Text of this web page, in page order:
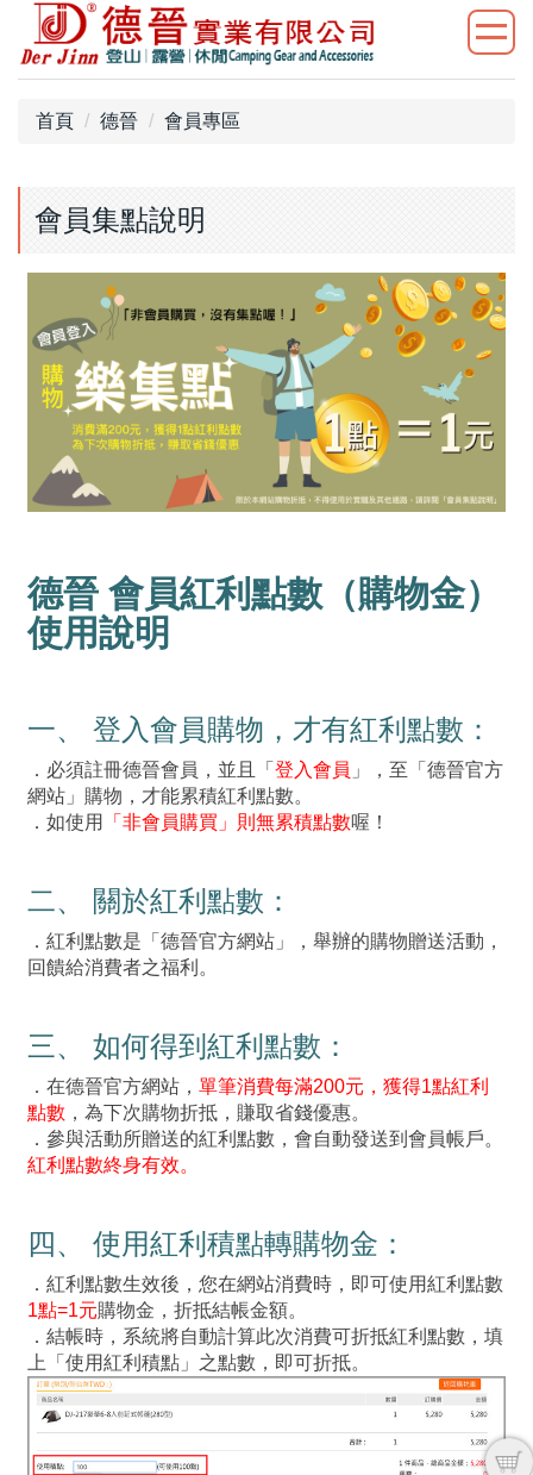
首頁 德晉 會員專區
會員集點說明
德晉 會員紅利點數（購物金）
使用說明
一、 登入會員購物，才有紅利點數：
．必須註冊德晉會員，並且「 登入會員 」，至「德晉官方
網站」購物，才能累積紅利點數。
．如使用
「非會員購買」則無累積點數喔！
二、 關於紅利點數：
．紅利點數是「德晉官方網站」，舉辦的購物贈送活動，
回饋給消費者之福利。
三、 如何得到紅利點數：
．在德晉官方網站， 單筆消費每滿200元，獲得1點紅利
點數 ，為下次購物折抵，賺取省錢優惠。
．參與活動所贈送的紅利點數，會自動發送到會員帳戶。
紅利點數終身有效。
四、 使用紅利積點轉購物金：
．紅利點數生效後，您在網站消費時，即可使用紅利點數
1點=1元購物金，折抵結帳金額。
．結帳時，系統將自動計算此次消費可折抵紅利點數，填
上「使用紅利積點」之點數，即可折抵。